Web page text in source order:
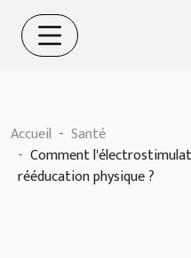
Accueil
Santé
Comment
rééducation physique ?